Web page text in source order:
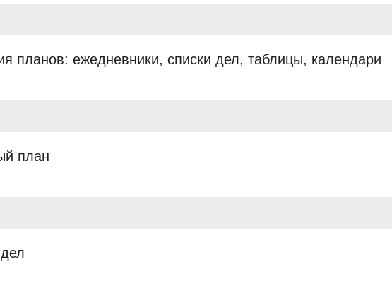
планов: ежедневники, списки дел, таблицы, календари
план